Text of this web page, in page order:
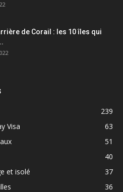
de Corail : les 10 îles qui
239
Visa
63
51
40
et isolé
37
36